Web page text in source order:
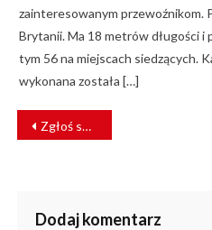
zainteresowanym przewoźnikom.
Brytanii. Ma 18 metrów długości i
tym 56 na miejscach siedzących.
wykonana została […]
NAWIGACJA
WPISU
Zgłoś swoje uwagi do KPO – masz czas do 2 kwietnia [LINK]
Dodaj komentarz